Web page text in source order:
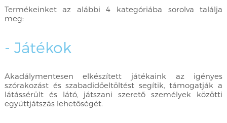
Termékeinket az alábbi 4 kategóriába sorolva találja
meg:
- Játékok
Akadálymentesen elkészített játékaink az igényes
szórakozást és szabadidőeltöltést segítik, támogatják a
látássérült és látó, játszani szerető személyek közötti
együttjátszás lehetőségét.